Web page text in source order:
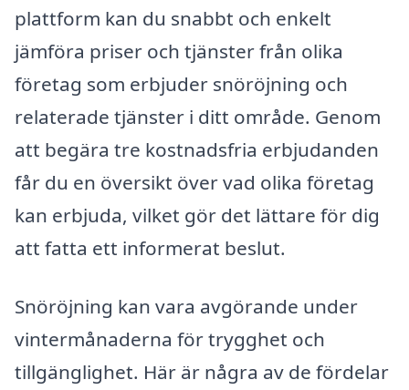
plattform kan du snabbt och enkelt
jämföra priser och tjänster från olika
företag som erbjuder snöröjning och
relaterade tjänster i ditt område. Genom
att begära tre kostnadsfria erbjudanden
får du en översikt över vad olika företag
kan erbjuda, vilket gör det lättare för dig
att fatta ett informerat beslut.
Snöröjning kan vara avgörande under
vintermånaderna för trygghet och
tillgänglighet. Här är några av de fördelar